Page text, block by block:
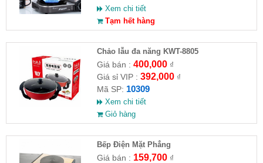
Xem chi tiết
Tạm hết hàng
Chảo lẫu đa năng KWT-8805
Giá bán : 400,000₫
Giá sỉ VIP : 392,000₫
Mã SP: 10309
Xem chi tiết
Giỏ hàng
Bếp Điện Mặt Phẳng
Giá bán : 159,700₫